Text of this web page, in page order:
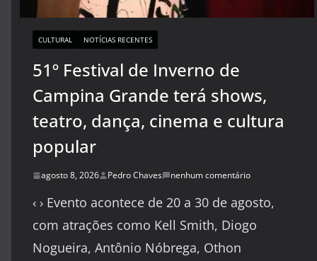
CULTURAL NOTÍCIAS RECENTES
51º Festival de Inverno de
Campina Grande terá shows,
teatro, dança, cinema e cultura
popular
agosto 8, 2026 Pedro Chaves nenhum comentário
‹ › Evento acontece de 20 a 30 de agosto,
com atrações como Kell Smith, Diogo
Nogueira, Antônio Nóbrega, Othon